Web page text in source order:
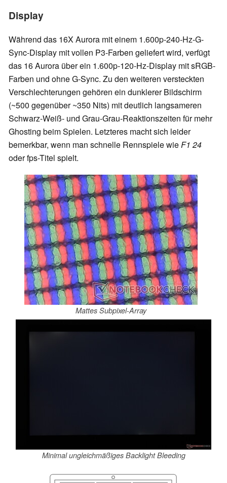
Display
Während das 16X Aurora mit einem 1.600p-240-Hz-G-
Sync-Display mit vollen P3-Farben geliefert wird, verfügt
das 16 Aurora über ein 1.600p-120-Hz-Display mit sRGB-
Farben und ohne G-Sync. Zu den weiteren versteckten
Verschlechterungen gehören ein dunklerer Bildschirm
(~500 gegenüber ~350 Nits) mit deutlich langsameren
Schwarz-Weiß- und Grau-Grau-Reaktionszeiten für mehr
Ghosting beim Spielen. Letzteres macht sich leider
bemerkbar, wenn man schnelle Rennspiele wieF1 24
oder fps-Titel spielt.
Mattes Subpixel-Array
Minimal ungleichmäßiges Backlight Bleeding